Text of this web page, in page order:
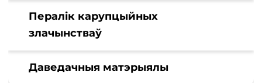
Пералік карупцыйных
злачынстваў
Даведачныя матэрыялы